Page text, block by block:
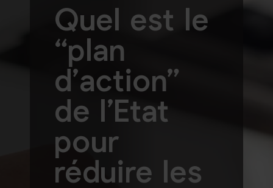
Quel est le
“plan
d’action”
de l’Etat
pour
réduire les